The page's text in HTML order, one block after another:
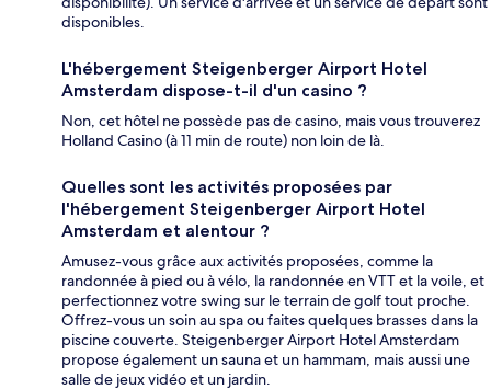
disponibles.
L'hébergement Steigenberger Airport Hotel
Amsterdam dispose-t-il d'un casino ?
Non, cet hôtel ne possède pas de casino, mais vous trouverez
Holland Casino (à 11 min de route) non loin de là.
Quelles sont les activités proposées par
l'hébergement Steigenberger Airport Hotel
Amsterdam et alentour ?
Amusez-vous grâce aux activités proposées, comme la
randonnée à pied ou à vélo, la randonnée en VTT et la voile, et
perfectionnez votre swing sur le terrain de golf tout proche.
Offrez-vous un soin au spa ou faites quelques brasses dans la
piscine couverte. Steigenberger Airport Hotel Amsterdam
propose également un sauna et un hammam, mais aussi une
salle de jeux vidéo et un jardin.